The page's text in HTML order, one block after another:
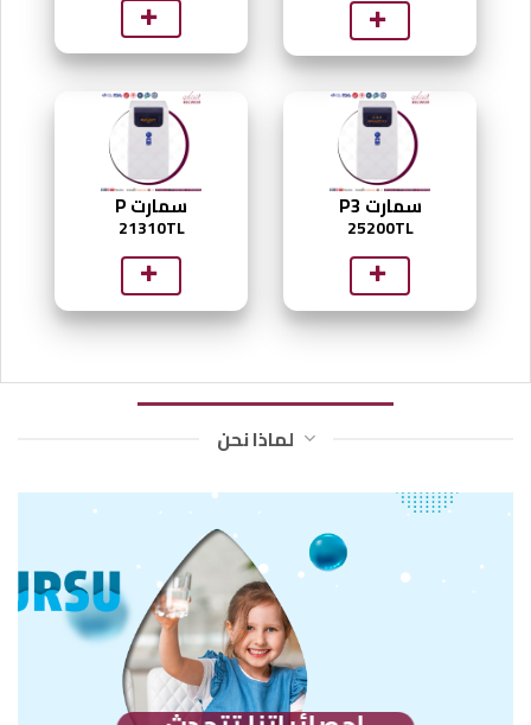
سمارت P3
25200TL
سمارت P
21310TL
لماذا نحن